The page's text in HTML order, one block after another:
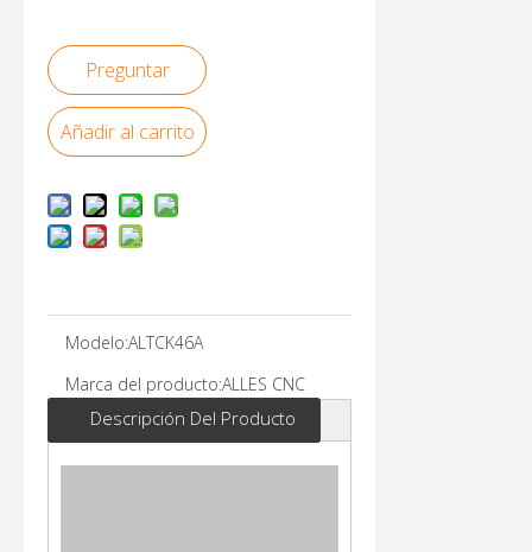
Preguntar
Añadir al carrito
Modelo:ALTCK46A
Marca del producto:ALLES CNC
Descripción Del Producto